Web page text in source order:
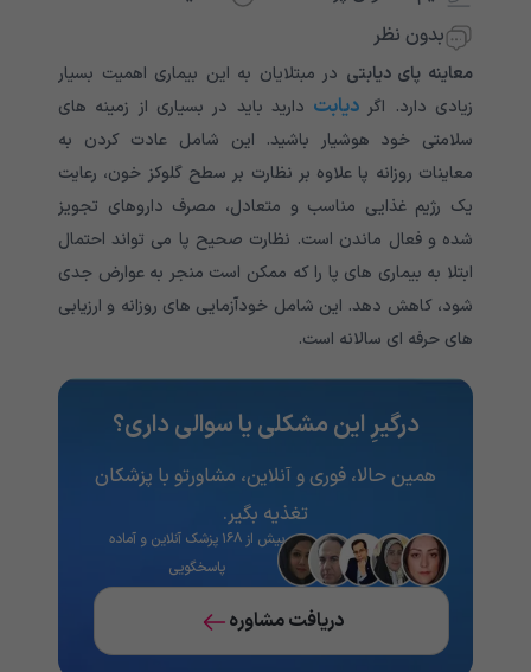
بدون نظر
معاینه پای دیابتی در مبتلایان به این بیماری اهمیت بسیار
زیادی دارد. اگر دیابت دارید باید در بسیاری از زمینه های
سلامتی خود هوشیار باشید. این شامل عادت کردن به
معاینات روزانه پا علاوه بر نظارت بر سطح گلوکز خون، رعایت
یک رژیم غذایی مناسب و متعادل، مصرف داروهای تجویز
شده و فعال ماندن است. نظارت صحیح پا می تواند احتمال
ابتلا به بیماری های پا را که ممکن است منجر به عوارض جدی
شود، کاهش دهد. این شامل خودآزمایی های روزانه و ارزیابی
های حرفه ای سالانه است.
درگیرِ این مشکلی یا سوالی داری؟
همین حالا، فوری و آنلاین، مشاورتو با پزشکان
تغذیه‌ بگیر.
بیش از ۱۶۸ پزشک آنلاین و آماده
پاسخگویی
دریافت مشاوره